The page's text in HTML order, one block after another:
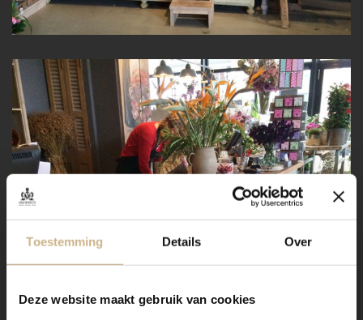
Toestemming Details Over
Deze website maakt gebruik van cookies